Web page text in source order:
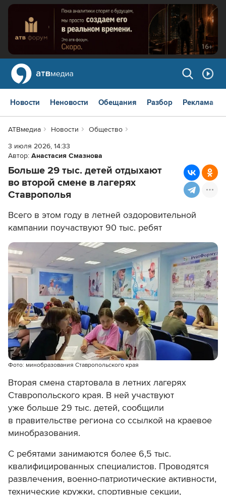
Новости Неновости Обещания Разбор Реклама
АТВмедиа Новости
Общество
3 июля 2026, 14:33
Автор: Анастасия Смазнова
Больше 29 тыс. детей отдыхают
во второй смене в лагерях
Ставрополья
Всего в этом году в летней оздоровительной
кампании поучаствуют 90 тыс. ребят
Фото: минобразования Ставропольского края
Вторая смена стартовала в летних лагерях
Ставропольского края. В ней участвуют
уже больше 29 тыс. детей, сообщили
в правительстве региона со ссылкой на краевое
минобразования.
С ребятами занимаются более 6,5 тыс.
квалифицированных специалистов. Проводятся
развлечения, военно-патриотические активности,
технические кружки, спортивные секции,